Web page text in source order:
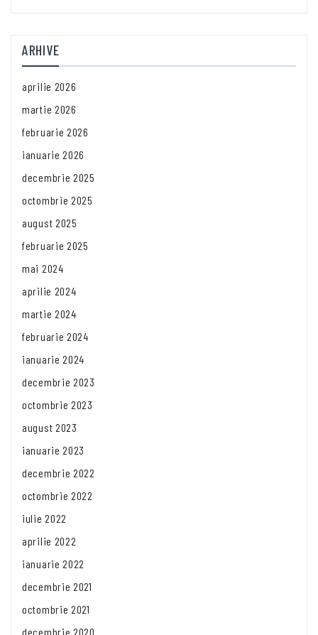
ARHIVE
aprilie 2026
martie 2026
februarie 2026
ianuarie 2026
decembrie 2025
octombrie 2025
august 2025
februarie 2025
mai 2024
aprilie 2024
martie 2024
februarie 2024
ianuarie 2024
decembrie 2023
octombrie 2023
august 2023
ianuarie 2023
decembrie 2022
octombrie 2022
iulie 2022
aprilie 2022
ianuarie 2022
decembrie 2021
octombrie 2021
decembrie 2020